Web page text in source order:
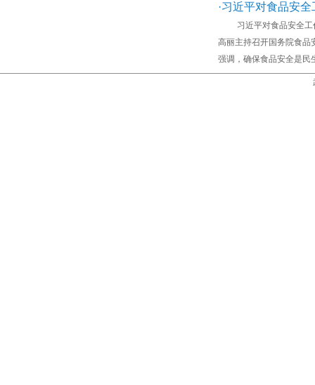
·习近平对食品安
习近平对食品安全工
高丽主持召开国务院食
强调，确保食品安全是